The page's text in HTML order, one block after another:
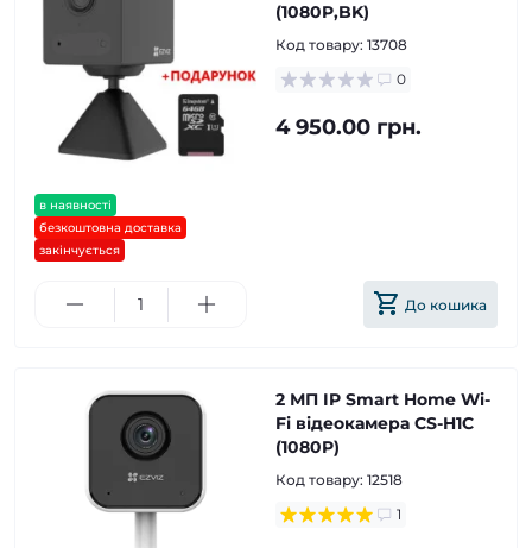
в наявності
безкоштовна доставка
закінчується
(1080P,BK)
Код товару: 13708
0
4 950.00 грн.
До кошика
2 МП IP Smart Home Wi-
Fi відеокамера CS-H1C
(1080P)
Код товару: 12518
1